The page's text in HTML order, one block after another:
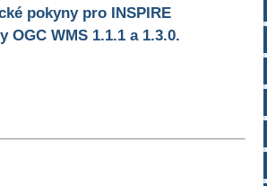
pokyny pro INSPIRE
WMS 1.1.1 a 1.3.0.